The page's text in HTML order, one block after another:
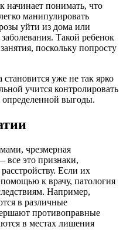
начинает понимать, что
манипулировать
уйти из дома или
Такой ребенок
поскольку попросту
уже не так ярко
учится контролировать
выгоды.
чрезмерная
все это признаки,
Если их
к врачу, патология
Например,
в различные
противоправные
в местах лишения